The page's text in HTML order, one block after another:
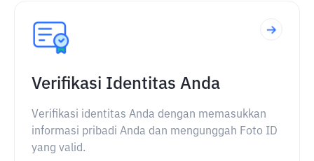
Verifikasi Identitas Anda
Verifikasi identitas Anda dengan memasukkan
informasi pribadi Anda dan mengunggah Foto ID
yang valid.